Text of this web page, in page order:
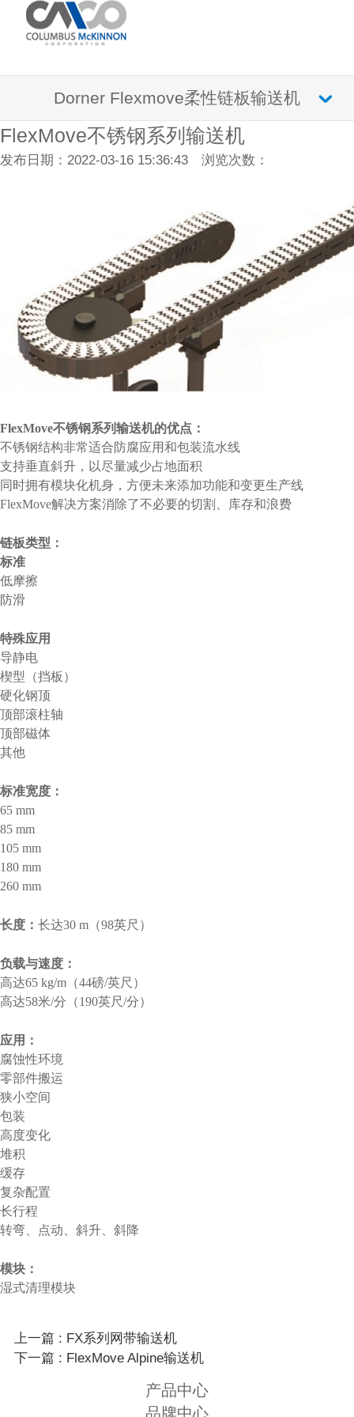
Dorner Flexmove柔性链板输送机
FlexMove不锈钢系列输送机
发布日期：2022-03-16 15:36:43 浏览次数：
FlexMove不锈钢系列输送机的优点：
不锈钢结构非常适合防腐应用和包装流水线
支持垂直斜升，以尽量减少占地面积
同时拥有模块化机身，方便未来添加功能和变更生产线
FlexMove解决方案消除了不必要的切割、库存和浪费
链板类型：
标准
低摩擦
防滑
特殊应用
导静电
楔型（挡板）
硬化钢顶
顶部滚柱轴
顶部磁体
其他
标准宽度：
65 mm
85 mm
105 mm
180 mm
260 mm
长度： 长达30 m（98英尺）
负载与速度：
高达65 kg/m（44磅/英尺）
高达58米/分（190英尺/分）
应用：
腐蚀性环境
零部件搬运
狭小空间
包装
高度变化
堆积
缓存
复杂配置
长行程
转弯、点动、斜升、斜降
模块：
湿式清理模块
上一篇 : FX系列网带输送机
下一篇 : FlexMove Alpine输送机
产品中心
品牌中心